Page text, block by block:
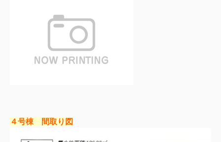
４号棟 間取り図